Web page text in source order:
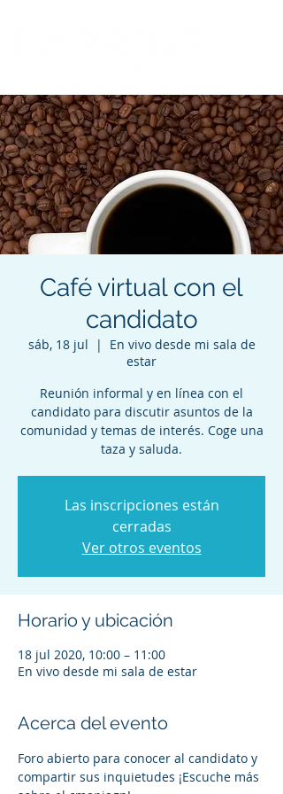
Café virtual con el
candidato
sáb, 18 jul
  |
En vivo desde mi sala de
estar
Reunión informal y en línea con el
candidato para discutir asuntos de la
comunidad y temas de interés. Coge una
taza y saluda.
Las inscripciones están
cerradas
Ver otros eventos
Horario y ubicación
18 jul 2020, 10:00 – 11:00
En vivo desde mi sala de estar
Acerca del evento
Foro abierto para conocer al candidato y
compartir sus inquietudes ¡Escuche más